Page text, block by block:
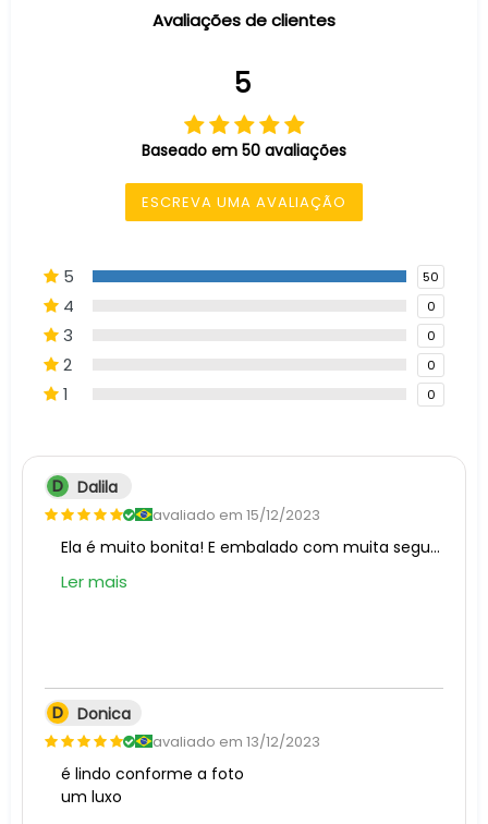
Avaliações de clientes
5
Baseado em 50 avaliações
ESCREVA UMA AVALIAÇÃO
5 50
4 0
3 0
2 0
1 0
D Dalila
avaliado em 15/12/2023
Ela é muito bonita! E embalado com muita segurança! Obrigado!
Ler mais
D Donica
avaliado em 13/12/2023
é lindo conforme a foto
um luxo